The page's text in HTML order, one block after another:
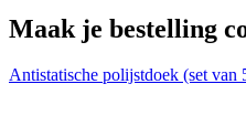
Maak je bestelling
Antistatische polijstdoek (set van